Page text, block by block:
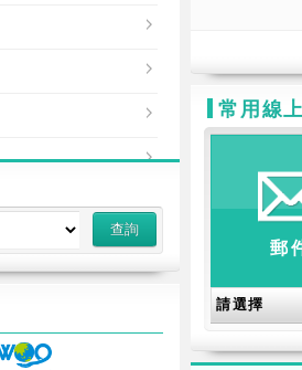
常用線
郵